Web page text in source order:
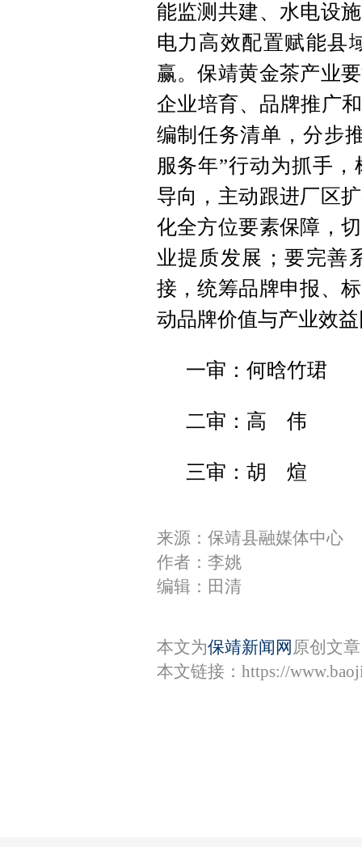
能监测共建、水电设
电力高效配置赋能县
赢。保靖黄金茶产业
企业培育、品牌推广
编制任务清单，分步
服务年”行动为抓手
导向，主动跟进厂区
化全方位要素保障，
业提质发展；要完善
接，统筹品牌申报、
动品牌价值与产业效
一审：何晗竹珺
二审：高 伟
三审：胡 煊
来源：保靖县融媒体中心
作者：李姚
编辑：田清
本文为保靖新闻网 原创文
本文链接： https://